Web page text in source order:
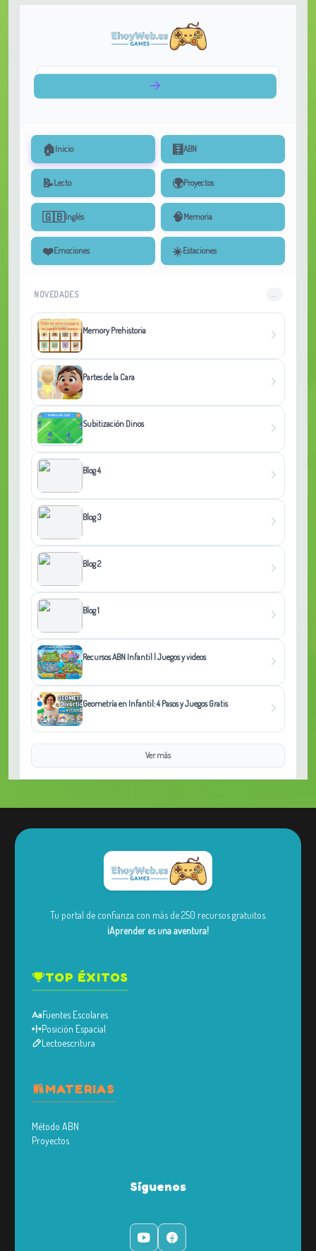
🏠Inicio 🧮ABN
📝Lecto 🌍Proyectos
🇬🇧Inglés 🧠Memoria
❤️Emociones ☀️Estaciones
NOVEDADES
Memory Prehistoria
Partes de la Cara
Subitización Dinos
Blog 4
Blog 3
Blog 2
Blog 1
Recursos ABN Infantil | Juegos y videos
Geometría en Infantil: 4 Pasos y Juegos Gratis
Ver más
Tu portal de confianza con más de 250 recursos gratuitos.
¡Aprender es una aventura!
TOP ÉXITOS
Fuentes Escolares
Posición Espacial
Lectoescritura
MATERIAS
Método ABN
Proyectos
Síguenos